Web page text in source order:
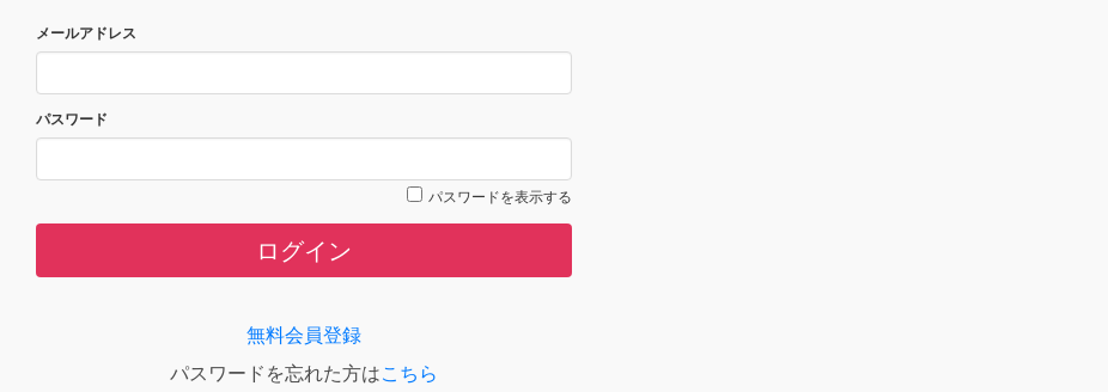
メールアドレス
パスワード
パスワードを表示する
ログイン
無料会員登録
パスワードを忘れた方はこちら